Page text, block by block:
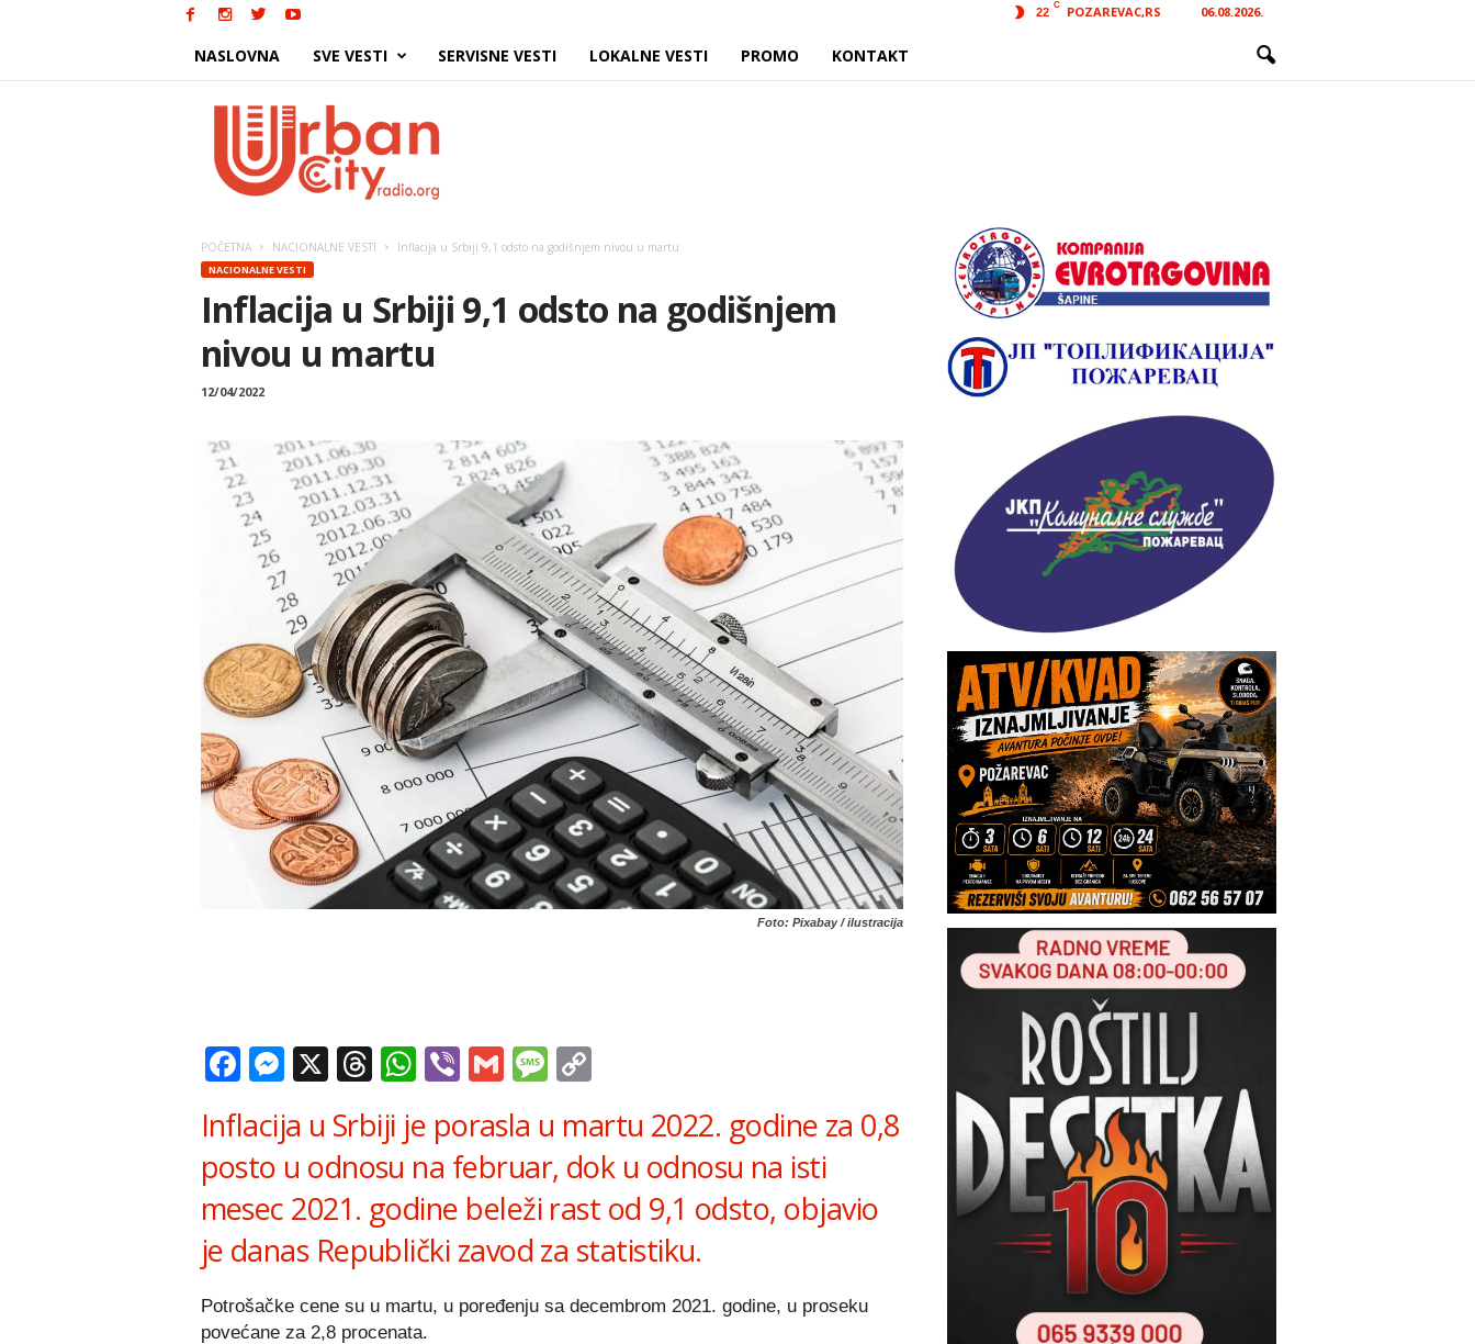
22
C POZAREVAC,RS 06.08.2026.
NASLOVNA SVE VESTI SERVISNE VESTI LOKALNE VESTI PROMO KONTAKT
POČETNA NACIONALNE VESTI Inflacija u Srbiji 9,1 odsto na godišnjem nivou u martu
NACIONALNE VESTI
Inflacija u Srbiji 9,1 odsto na godišnjem
nivou u martu
12/04/2022
Foto: Pixabay / ilustracija
Facebook
Messenger
X Threads
WhatsApp
ViberGmailMessage
Inflacija u Srbiji je porasla u martu 2022. godine za 0,8
posto u odnosu na februar, dok u odnosu na isti
mesec 2021. godine beleži rast od 9,1 odsto, objavio
je danas Republički zavod za statistiku.
Potrošačke cene su u martu, u poređenju sa decembrom 2021. godine, u proseku
povećane za 2,8 procenata.